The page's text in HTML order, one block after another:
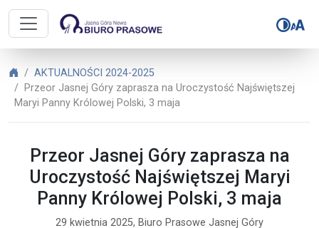
Biuro Prasowe Jasnej Góry –
Biuro Prasowe Jasnej Góry
AKTUALNOŚCI 2024-2025
Przeor Jasnej Góry zaprasza na Uroczystość Najświętszej
Maryi Panny Królowej Polski, 3 maja
Przeor Jasnej Góry zaprasza na
Uroczystość Najświętszej Maryi
Panny Królowej Polski, 3 maja
29 kwietnia 2025, Biuro Prasowe Jasnej Góry